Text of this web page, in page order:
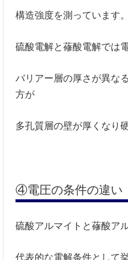
構造強度を測っています。
硫酸電解と蓚酸電解では
バリアー層の厚さが異な
方が
多孔質層の壁が厚くなり
④電圧の条件の違い
硫酸アルマイトと蓚酸ア
代表的な電解条件として